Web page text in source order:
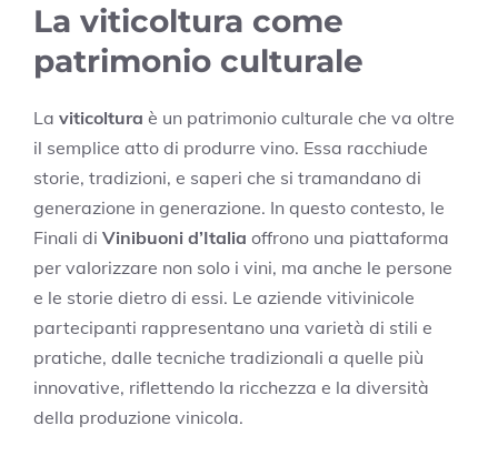
La viticoltura come
patrimonio culturale
La viticoltura è un patrimonio culturale che va oltre
il semplice atto di produrre vino. Essa racchiude
storie, tradizioni, e saperi che si tramandano di
generazione in generazione. In questo contesto, le
Finali di Vinibuoni d’Italia offrono una piattaforma
per valorizzare non solo i vini, ma anche le persone
e le storie dietro di essi. Le aziende vitivinicole
partecipanti rappresentano una varietà di stili e
pratiche, dalle tecniche tradizionali a quelle più
innovative, riflettendo la ricchezza e la diversità
della produzione vinicola.